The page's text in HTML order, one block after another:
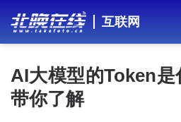
互联网
AI大模型的Token
带你了解